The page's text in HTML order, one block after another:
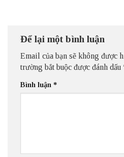
Để lại một bình luận
Email của bạn sẽ không được
trường bắt buộc được đánh dấu
Bình luận *